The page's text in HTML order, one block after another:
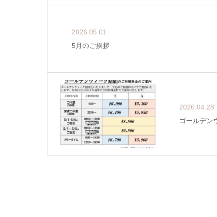
2026.05.01
5月のご挨拶
2026.04.28
ゴールデン